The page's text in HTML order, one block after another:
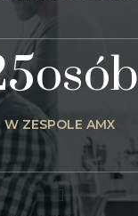
W ZESPOLE AMX